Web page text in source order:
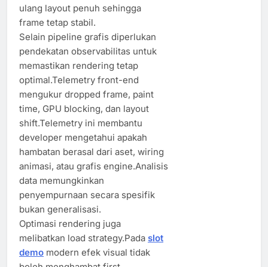
ulang layout penuh sehingga
frame tetap stabil.
Selain pipeline grafis diperlukan
pendekatan observabilitas untuk
memastikan rendering tetap
optimal.Telemetry front-end
mengukur dropped frame, paint
time, GPU blocking, dan layout
shift.Telemetry ini membantu
developer mengetahui apakah
hambatan berasal dari aset, wiring
animasi, atau grafis engine.Analisis
data memungkinkan
penyempurnaan secara spesifik
bukan generalisasi.
Optimasi rendering juga
melibatkan load strategy.Pada slot
demo modern efek visual tidak